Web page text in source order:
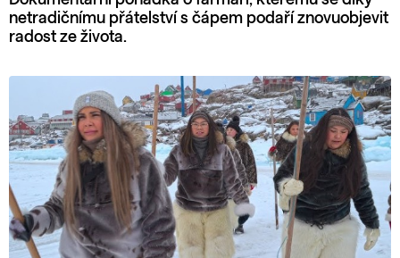
netradičnímu přátelství s čápem podaří znovuobjevit
radost ze života.